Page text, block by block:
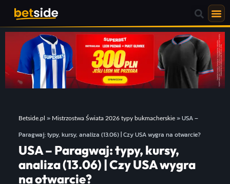
Betside.pl » Mistrzostwa Świata 2026 typy bukmacherskie»USA –
Paragwaj: typy, kursy, analiza (13.06) | Czy USA wygra na otwarcie?
USA – Paragwaj: typy, kursy,
analiza (13.06) | Czy USA wygra
na otwarcie?